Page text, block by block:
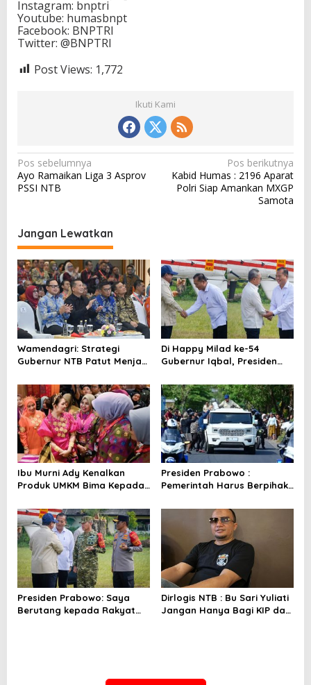
Instagram: bnptri
Youtube: humasbnpt
Facebook: BNPTRI
Twitter: @BNPTRI
Post Views: 1,772
Ikuti Kami
N
a
g
a
s
i
p
o
s
Pos sebelumnya
Ayo Ramaikan Liga 3 Asprov
PSSI NTB
Pos berikutnya
Kabid Humas : 2196 Aparat
Polri Siap Amankan MXGP
Samota
Jangan Lewatkan
Wamendagri: Strategi
Gubernur NTB Patut Menjadi
Indonesia
Di Happy Milad ke-54
Gubernur Iqbal, Presiden
Ibu Murni Ady Kenalkan
Produk UMKM Bima Kepada
Presiden Prabowo :
Pemerintah Harus Berpihak
Presiden Prabowo: Saya
Berutang kepada Rakyat
Dirlogis NTB : Bu Sari Yuliati
Jangan Hanya Bagi KIP dan